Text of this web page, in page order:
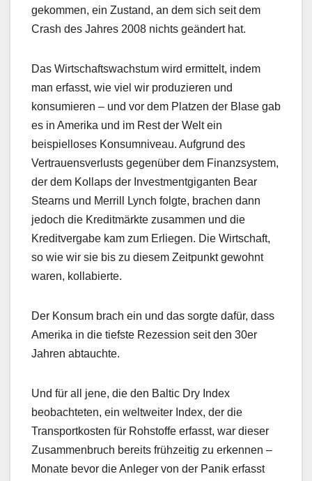
gekommen, ein Zustand, an dem sich seit dem
Crash des Jahres 2008 nichts geändert hat.
Das Wirtschaftswachstum wird ermittelt, indem
man erfasst, wie viel wir produzieren und
konsumieren – und vor dem Platzen der Blase gab
es in Amerika und im Rest der Welt ein
beispielloses Konsumniveau. Aufgrund des
Vertrauensverlusts gegenüber dem Finanzsystem,
der dem Kollaps der Investmentgiganten Bear
Stearns und Merrill Lynch folgte, brachen dann
jedoch die Kreditmärkte zusammen und die
Kreditvergabe kam zum Erliegen. Die Wirtschaft,
so wie wir sie bis zu diesem Zeitpunkt gewohnt
waren, kollabierte.
Der Konsum brach ein und das sorgte dafür, dass
Amerika in die tiefste Rezession seit den 30er
Jahren abtauchte.
Und für all jene, die den Baltic Dry Index
beobachteten, ein weltweiter Index, der die
Transportkosten für Rohstoffe erfasst, war dieser
Zusammenbruch bereits frühzeitig zu erkennen –
Monate bevor die Anleger von der Panik erfasst